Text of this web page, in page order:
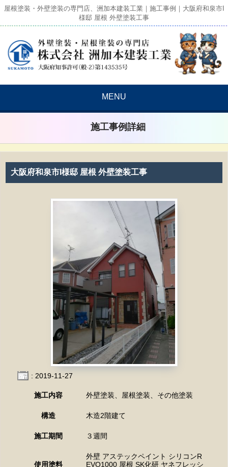
屋根塗装・外壁塗装の専門店、洲加本建装工業｜施工事例｜大阪府和泉市I
様邸 屋根 外壁塗装工事
MENU
施工事例詳細
大阪府和泉市I様邸 屋根 外壁塗装工事
: 2019-11-27
施工内容 外壁塗装、屋根塗装、その他塗装
構造 木造2階建て
施工期間 ３週間
使用塗料
外壁 アステックペイント シリコンR
EVO1000 屋根 SK化研 ヤネフレッシ